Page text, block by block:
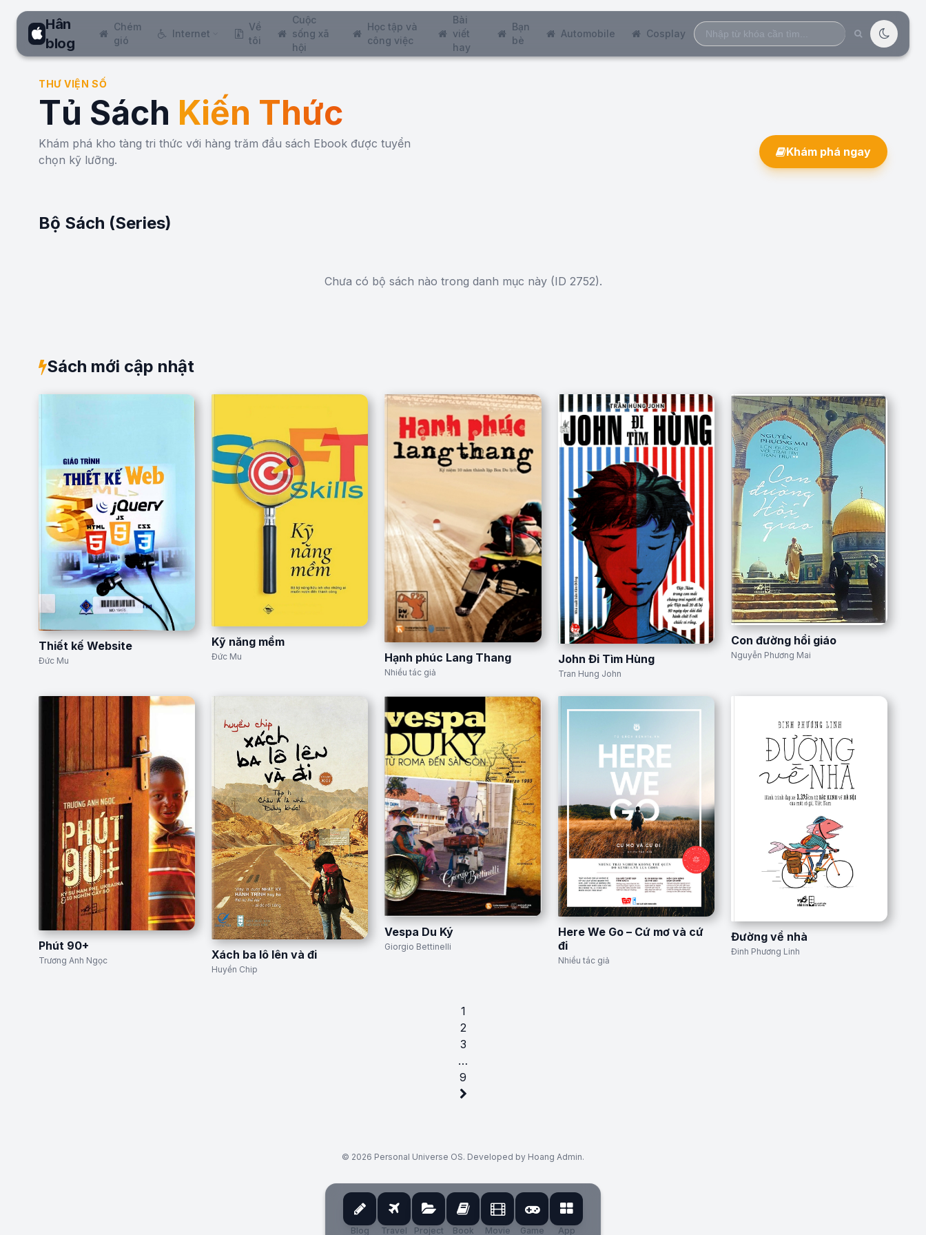
Hân
blog
Chém
gió
Internet
Về
tôi
Cuộc
sống xã
hội
Học tập và
công việc
Bài
viết
hay
Bạn
bè
Automobile Cosplay
Search
for:
THƯ VIỆN SỐ
Tủ Sách Kiến Thức
Khám phá kho tàng tri thức với hàng trăm đầu sách Ebook được tuyển
chọn kỹ lưỡng.
Khám phá ngay
Bộ Sách (Series)
Chưa có bộ sách nào trong danh mục này (ID 2752).
Sách mới cập nhật
Thiết kế Website
Đức Mu
Kỹ năng mềm
Đức Mu Hạnh phúc Lang Thang
Nhiều tác giả
John Đi Tìm Hùng
Tran Hung John
Con đường hồi giáo
Nguyễn Phương Mai
Phút 90+
Trương Anh Ngọc Xách ba lô lên và đi
Huyền Chip
Vespa Du Ký
Giorgio Bettinelli
Here We Go – Cứ mơ và cứ
đi
Nhiều tác giả
Đường về nhà
Đinh Phương Linh
1
2
3
…
9
© 2026 Personal Universe OS. Developed by Hoang Admin.
Blog Travel Project Book Movie Game App